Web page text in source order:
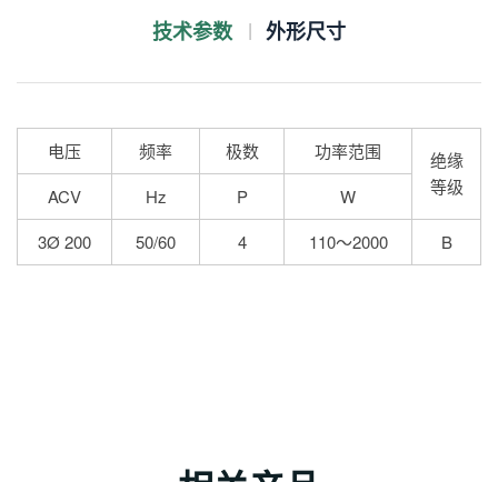
技术参数 外形尺寸
电压 频率 极数 功率范围
绝缘
等级
ACV Hz P
W
3Ø 200
50/60 4 110～2000 B